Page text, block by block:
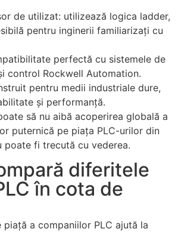
de utilizat: utilizează logica ladder,
pentru inginerii familiarizați cu
perfectă cu sistemele de
control Rockwell Automation.
pentru medii industriale dure,
și performanță.
să nu aibă acoperirea globală a
puternică pe piața PLC-urilor din
poate fi trecută cu vederea.
diferitele
în cota de
a companiilor PLC ajută la